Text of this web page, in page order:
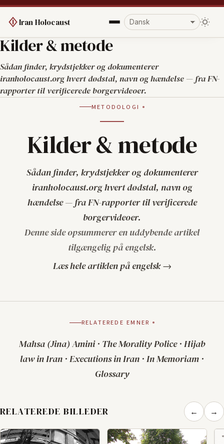
Iran Holocaust
Kilder & metode
Sådan finder, krydstjekker og dokumenterer
iranholocaust.org hvert dødstal, navn og hændelse — fra FN-
rapporter til verificerede borgervideoer.
METODOLOGI
Kilder & metode
Sådan finder, krydstjekker og dokumenterer
iranholocaust.org hvert dødstal, navn og
hændelse — fra FN-rapporter til verificerede
borgervideoer.
Denne side opsummerer en uddybende artikel
tilgængelig på engelsk.
Læs hele artiklen på engelsk →
RELATEREDE EMNER
Mahsa (Jina) Amini· The Morality Police· Hijab
law in Iran · Executions in Iran · In Memoriam ·
Glossary
RELATEREDE BILLEDER ← →